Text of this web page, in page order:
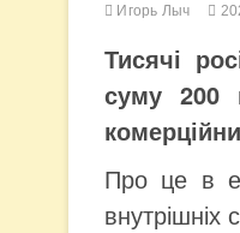
Игорь Лыч
Тисячі
суму 200
Про це в